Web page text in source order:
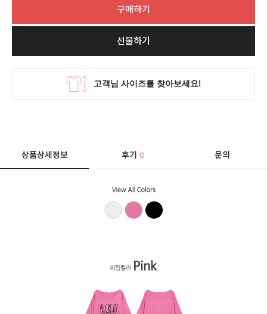
구매하기
선물하기
상품상세정보 후기0 문의